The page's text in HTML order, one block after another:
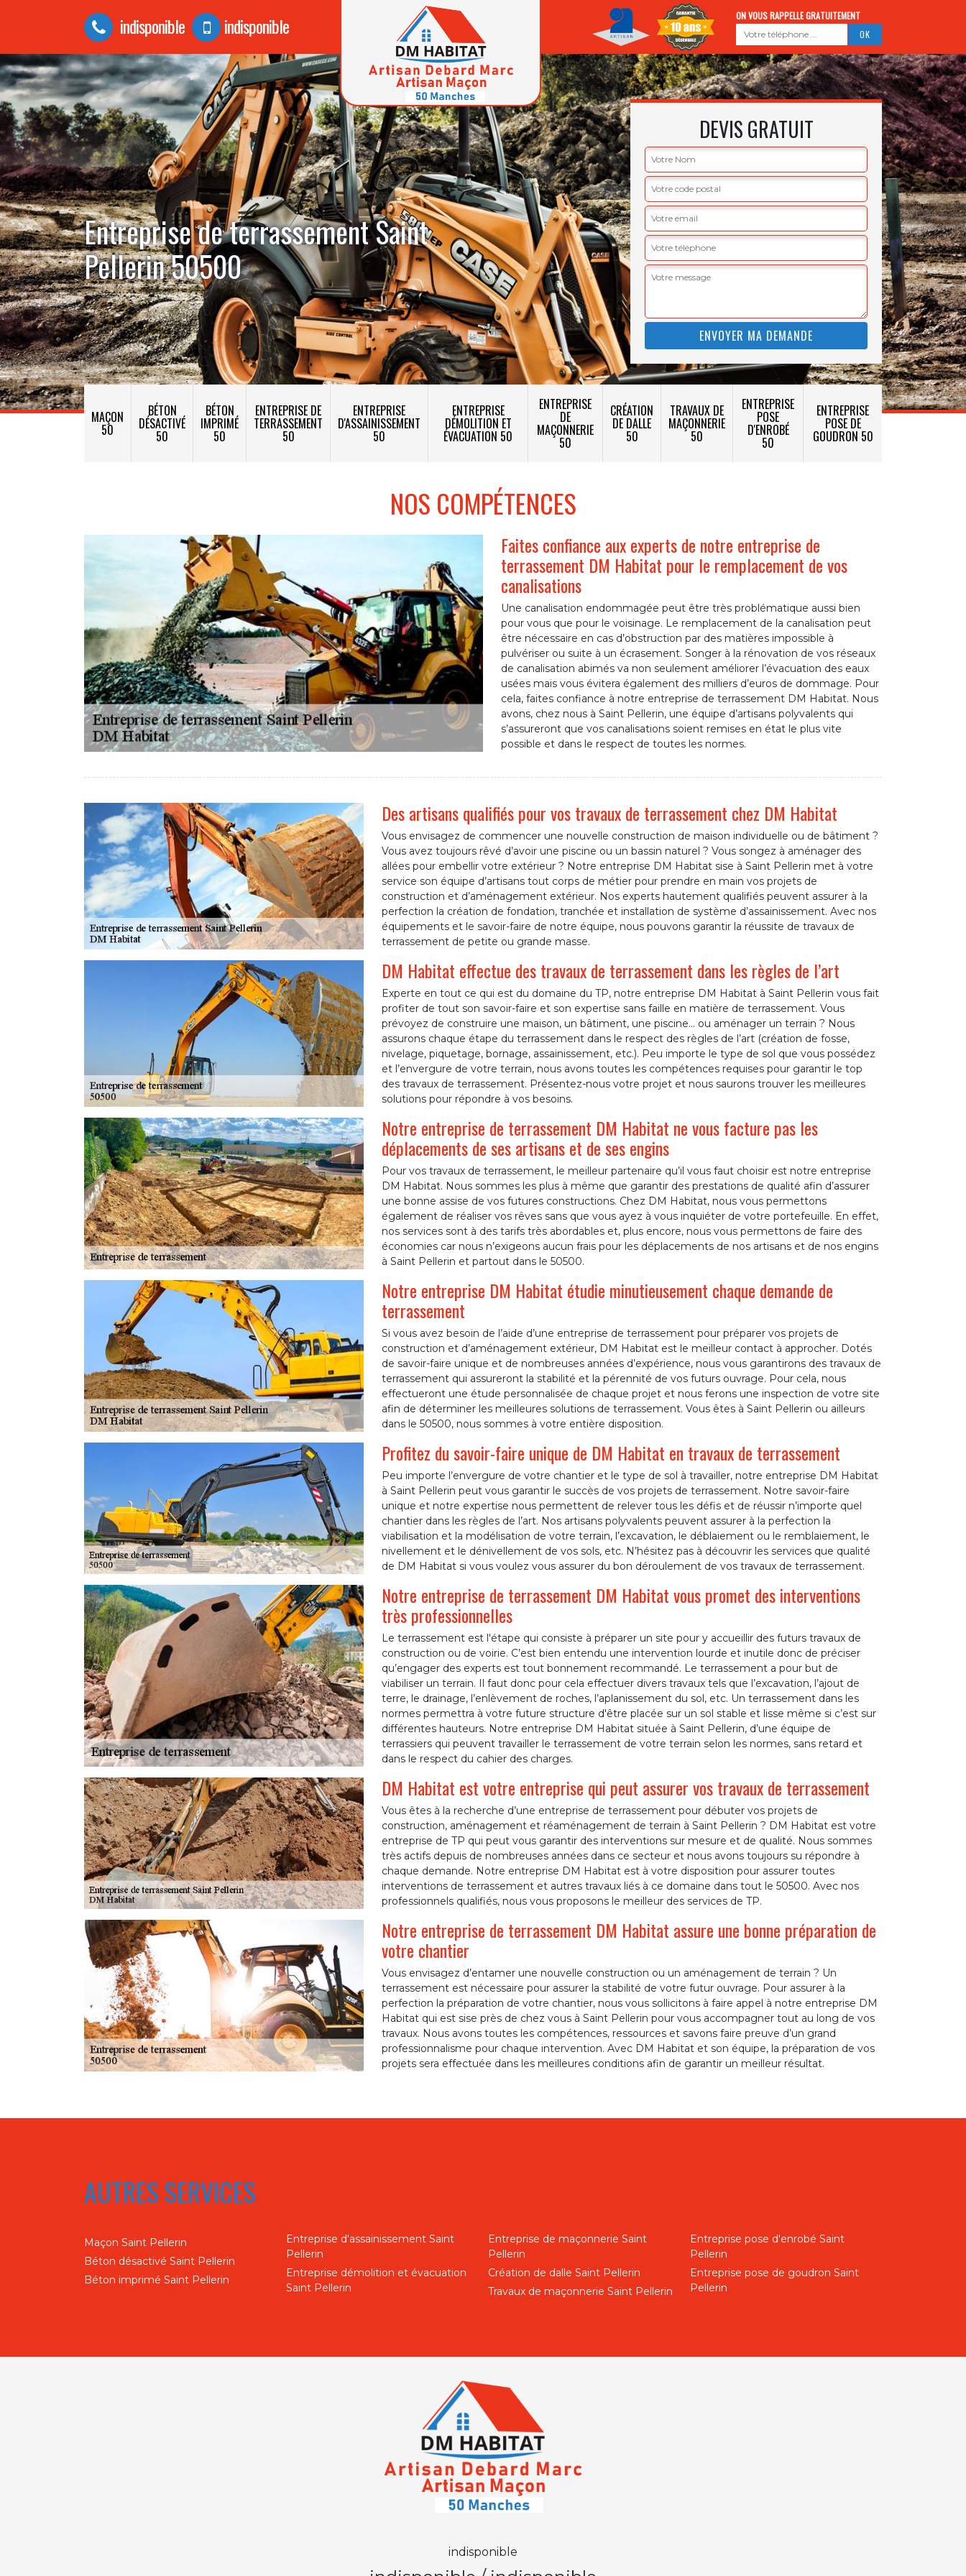
indisponible indisponible ON VOUS RAPPELLE GRATUITEMENT
Entreprise de terrassement Saint
Pellerin 50500
DEVIS GRATUIT
MAÇON
50
BÉTON
DÉSACTIVÉ
50
BÉTON
IMPRIMÉ
50
ENTREPRISE DE
TERRASSEMENT
50
ENTREPRISE
D'ASSAINISSEMENT
50
ENTREPRISE
DÉMOLITION ET
ÉVACUATION 50
ENTREPRISE
DE
MAÇONNERIE
50
CRÉATION
DE DALLE
50
TRAVAUX DE
MAÇONNERIE
50
ENTREPRISE
POSE
D'ENROBÉ
50
ENTREPRISE
POSE DE
GOUDRON 50
NOS COMPÉTENCES
Faites confiance aux experts de notre entreprise de
terrassement DM Habitat pour le remplacement de vos
canalisations
Une canalisation endommagée peut être très problématique aussi bien
pour vous que pour le voisinage. Le remplacement de la canalisation peut
être nécessaire en cas d’obstruction par des matières impossible à
pulvériser ou suite à un écrasement. Songer à la rénovation de vos réseaux
de canalisation abimés va non seulement améliorer l’évacuation des eaux
usées mais vous évitera également des milliers d’euros de dommage. Pour
cela, faites confiance à notre entreprise de terrassement DM Habitat. Nous
avons, chez nous à Saint Pellerin, une équipe d’artisans polyvalents qui
s’assureront que vos canalisations soient remises en état le plus vite
possible et dans le respect de toutes les normes.
Des artisans qualifiés pour vos travaux de terrassement chez DM Habitat
Vous envisagez de commencer une nouvelle construction de maison individuelle ou de bâtiment ?
Vous avez toujours rêvé d’avoir une piscine ou un bassin naturel ? Vous songez à aménager des
allées pour embellir votre extérieur ? Notre entreprise DM Habitat sise à Saint Pellerin met à votre
service son équipe d’artisans tout corps de métier pour prendre en main vos projets de
construction et d’aménagement extérieur. Nos experts hautement qualifiés peuvent assurer à la
perfection la création de fondation, tranchée et installation de système d’assainissement. Avec nos
équipements et le savoir-faire de notre équipe, nous pouvons garantir la réussite de travaux de
terrassement de petite ou grande masse.
DM Habitat effectue des travaux de terrassement dans les règles de l’art
Experte en tout ce qui est du domaine du TP, notre entreprise DM Habitat à Saint Pellerin vous fait
profiter de tout son savoir-faire et son expertise sans faille en matière de terrassement. Vous
prévoyez de construire une maison, un bâtiment, une piscine… ou aménager un terrain ? Nous
assurons chaque étape du terrassement dans le respect des règles de l’art (création de fosse,
nivelage, piquetage, bornage, assainissement, etc.). Peu importe le type de sol que vous possédez
et l’envergure de votre terrain, nous avons toutes les compétences requises pour garantir le top
des travaux de terrassement. Présentez-nous votre projet et nous saurons trouver les meilleures
solutions pour répondre à vos besoins.
Notre entreprise de terrassement DM Habitat ne vous facture pas les
déplacements de ses artisans et de ses engins
Pour vos travaux de terrassement, le meilleur partenaire qu’il vous faut choisir est notre entreprise
DM Habitat. Nous sommes les plus à même que garantir des prestations de qualité afin d’assurer
une bonne assise de vos futures constructions. Chez DM Habitat, nous vous permettons
également de réaliser vos rêves sans que vous ayez à vous inquiéter de votre portefeuille. En effet,
nos services sont à des tarifs très abordables et, plus encore, nous vous permettons de faire des
économies car nous n’exigeons aucun frais pour les déplacements de nos artisans et de nos engins
à Saint Pellerin et partout dans le 50500.
Notre entreprise DM Habitat étudie minutieusement chaque demande de
terrassement
Si vous avez besoin de l’aide d’une entreprise de terrassement pour préparer vos projets de
construction et d’aménagement extérieur, DM Habitat est le meilleur contact à approcher. Dotés
de savoir-faire unique et de nombreuses années d’expérience, nous vous garantirons des travaux de
terrassement qui assureront la stabilité et la pérennité de vos futurs ouvrage. Pour cela, nous
effectueront une étude personnalisée de chaque projet et nous ferons une inspection de votre site
afin de déterminer les meilleures solutions de terrassement. Vous êtes à Saint Pellerin ou ailleurs
dans le 50500, nous sommes à votre entière disposition.
Profitez du savoir-faire unique de DM Habitat en travaux de terrassement
Peu importe l’envergure de votre chantier et le type de sol à travailler, notre entreprise DM Habitat
à Saint Pellerin peut vous garantir le succès de vos projets de terrassement. Notre savoir-faire
unique et notre expertise nous permettent de relever tous les défis et de réussir n’importe quel
chantier dans les règles de l’art. Nos artisans polyvalents peuvent assurer à la perfection la
viabilisation et la modélisation de votre terrain, l’excavation, le déblaiement ou le remblaiement, le
nivellement et le dénivellement de vos sols, etc. N’hésitez pas à découvrir les services que qualité
de DM Habitat si vous voulez vous assurer du bon déroulement de vos travaux de terrassement.
Notre entreprise de terrassement DM Habitat vous promet des interventions
très professionnelles
Le terrassement est l'étape qui consiste à préparer un site pour y accueillir des futurs travaux de
construction ou de voirie. C’est bien entendu une intervention lourde et inutile donc de préciser
qu’engager des experts est tout bonnement recommandé. Le terrassement a pour but de
viabiliser un terrain. Il faut donc pour cela effectuer divers travaux tels que l’excavation, l’ajout de
terre, le drainage, l’enlèvement de roches, l’aplanissement du sol, etc. Un terrassement dans les
normes permettra à votre future structure d'être placée sur un sol stable et lisse même si c’est sur
différentes hauteurs. Notre entreprise DM Habitat située à Saint Pellerin, d’une équipe de
terrassiers qui peuvent travailler le terrassement de votre terrain selon les normes, sans retard et
dans le respect du cahier des charges.
DM Habitat est votre entreprise qui peut assurer vos travaux de terrassement
Vous êtes à la recherche d’une entreprise de terrassement pour débuter vos projets de
construction, aménagement et réaménagement de terrain à Saint Pellerin ? DM Habitat est votre
entreprise de TP qui peut vous garantir des interventions sur mesure et de qualité. Nous sommes
très actifs depuis de nombreuses années dans ce secteur et nous avons toujours su répondre à
chaque demande. Notre entreprise DM Habitat est à votre disposition pour assurer toutes
interventions de terrassement et autres travaux liés à ce domaine dans tout le 50500. Avec nos
professionnels qualifiés, nous vous proposons le meilleur des services de TP.
Notre entreprise de terrassement DM Habitat assure une bonne préparation de
votre chantier
Vous envisagez d’entamer une nouvelle construction ou un aménagement de terrain ? Un
terrassement est nécessaire pour assurer la stabilité de votre futur ouvrage. Pour assurer à la
perfection la préparation de votre chantier, nous vous sollicitons à faire appel à notre entreprise DM
Habitat qui est sise près de chez vous à Saint Pellerin pour vous accompagner tout au long de vos
travaux. Nous avons toutes les compétences, ressources et savons faire preuve d’un grand
professionnalisme pour chaque intervention. Avec DM Habitat et son équipe, la préparation de vos
projets sera effectuée dans les meilleures conditions afin de garantir un meilleur résultat.
AUTRES SERVICES
Maçon Saint Pellerin
Béton désactivé Saint Pellerin
Béton imprimé Saint Pellerin
Entreprise d'assainissement Saint
Pellerin
Entreprise démolition et évacuation
Saint Pellerin
Entreprise de maçonnerie Saint
Pellerin
Création de dalle Saint Pellerin
Travaux de maçonnerie Saint Pellerin
Entreprise pose d'enrobé Saint
Pellerin
Entreprise pose de goudron Saint
Pellerin
indisponible